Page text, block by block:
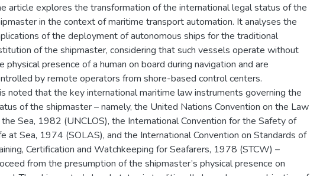
article explores the transformation of the international legal status of the
in the context of maritime transport automation. It analyses the
of the deployment of autonomous ships for the traditional
of the shipmaster, considering that such vessels operate without
physical presence of a human on board during navigation and are
by remote operators from shore-based control centers.
noted that the key international maritime law instruments governing the
of the shipmaster – namely, the United Nations Convention on the Law
Sea, 1982 (UNCLOS), the International Convention for the Safety of
at Sea, 1974 (SOLAS), and the International Convention on Standards of
Certification and Watchkeeping for Seafarers, 1978 (STCW) –
from the presumption of the shipmaster’s physical presence on